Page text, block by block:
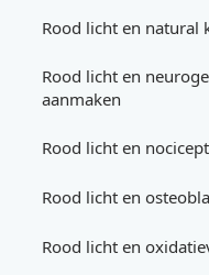
Rood licht en natural
Rood licht en
aanmaken
Rood licht en
Rood licht en
Rood licht en